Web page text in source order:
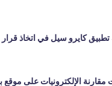
كايرو سيل في اتخاذ
الإلكترونيات على